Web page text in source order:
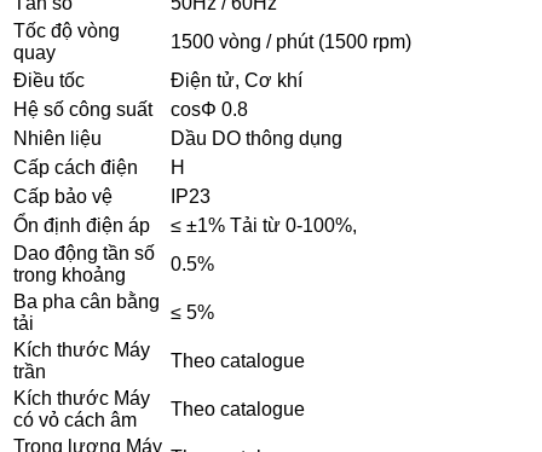
Tốc độ vòng
quay
1500 vòng / phút (1500 rpm)
Điều tốc
Điện tử, Cơ khí
Hệ số công suất
cosΦ 0.8
Nhiên liệu
Dầu DO thông dụng
Cấp cách điện
H
Cấp bảo vệ
IP23
Ổn định điện áp
≤ ±1% Tải từ 0-100%,
Dao động tần số
trong khoảng
0.5%
Ba pha cân bằng
tải
≤ 5%
Kích thước Máy
trần
Theo catalogue
Kích thước Máy
có vỏ cách âm
Theo catalogue
Trong lương Máy